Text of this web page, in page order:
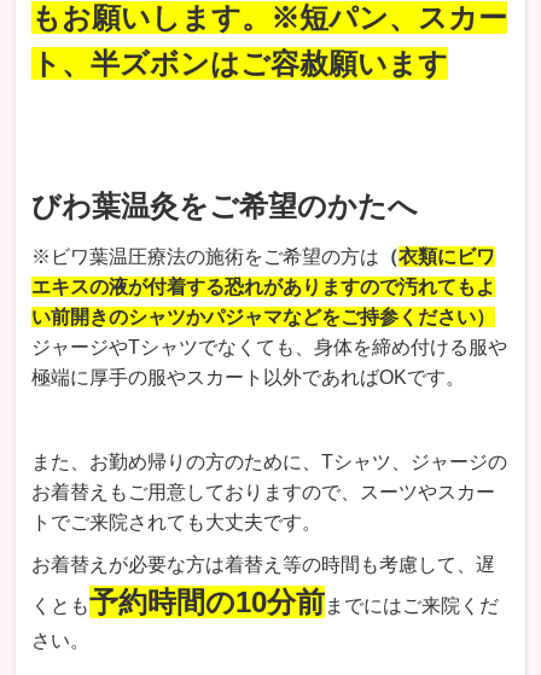
もお願いします。※短パン、スカー
ト、半ズボンはご容赦願います
びわ葉温灸をご希望のかたへ
※ビワ葉温圧療法の施術をご希望の方は （衣類にビワ
エキスの液が付着する恐れがありますので汚れてもよ
い前開きのシャツかパジャマなどをご持参ください）
ジャージやTシャツでなくても、身体を締め付ける服や
極端に厚手の服やスカート以外であればOKです。
また、お勤め帰りの方のために、Tシャツ、ジャージの
お着替えもご用意しておりますので、スーツやスカー
トでご来院されても大丈夫です。
お着替えが必要な方は着替え等の時間も考慮して、遅
くとも予約時間の10分前までにはご来院くだ
さい。